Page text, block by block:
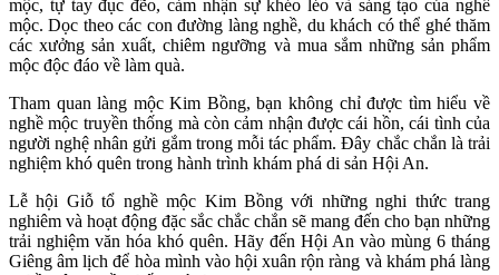
mộc, tự tay đục đẽo, cảm nhận sự khéo léo và sáng tạo của nghề
mộc. Dọc theo các con đường làng nghề, du khách có thể ghé thăm
các xưởng sản xuất, chiêm ngưỡng và mua sắm những sản phẩm
mộc độc đáo về làm quà.
Tham quan làng mộc Kim Bồng, bạn không chỉ được tìm hiểu về
nghề mộc truyền thống mà còn cảm nhận được cái hồn, cái tình của
người nghệ nhân gửi gắm trong mỗi tác phẩm. Đây chắc chắn là trải
nghiệm khó quên trong hành trình khám phá di sản Hội An.
Lễ hội Giỗ tổ nghề mộc Kim Bồng với những nghi thức trang
nghiêm và hoạt động đặc sắc chắc chắn sẽ mang đến cho bạn những
trải nghiệm văn hóa khó quên. Hãy đến Hội An vào mùng 6 tháng
Giêng âm lịch để hòa mình vào hội xuân rộn ràng và khám phá làng